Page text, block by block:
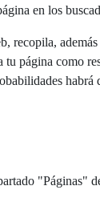
en los
recopila,
página como
"Páginas"